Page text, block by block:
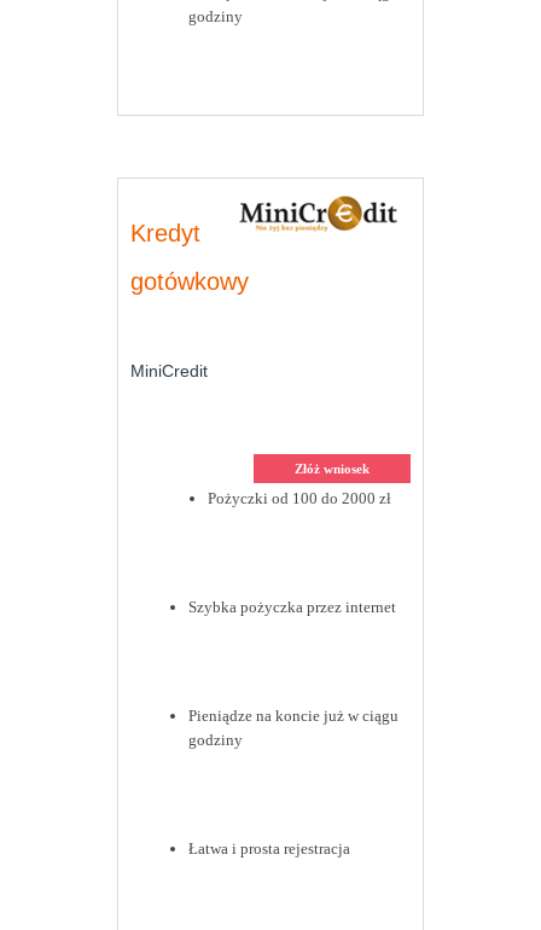
godziny
Kredyt
gotówkowy
MiniCredit
Złóż wniosek
Pożyczki od 100 do 2000 zł
Szybka pożyczka przez internet
Pieniądze na koncie już w ciągu
godziny
Łatwa i prosta rejestracja